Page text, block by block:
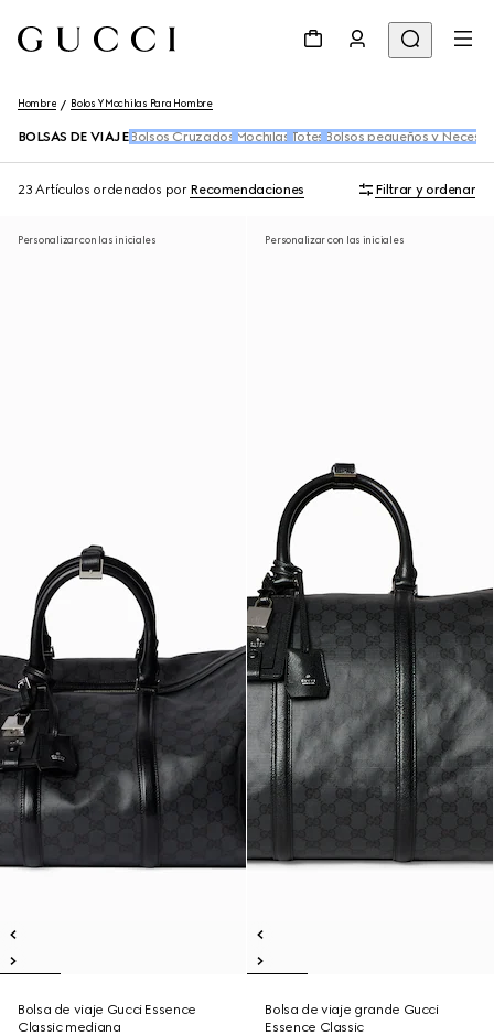
Hombre Bolos Y Mochilas Para Hombre
BOLSAS DE VIAJE Bolsos Cruzados Mochilas Totes Bolsos pequeños y
23 Artículos ordenados por Recomendaciones Filtrar y ordenar
Personalizar con las iniciales
Bolsa de viaje Gucci Essence
Classic mediana
Personalizar con las iniciales
Bolsa de viaje grande Gucci
Essence Classic